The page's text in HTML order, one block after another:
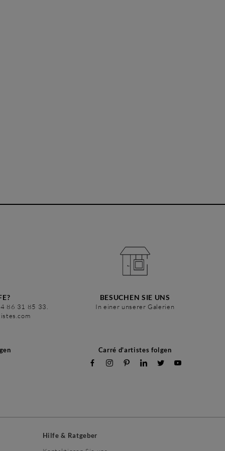
86 31 85 33.
BESUCHEN SIE UNS
In einer unserer Galerien
Carré d'artistes folgen
Hilfe & Ratgeber